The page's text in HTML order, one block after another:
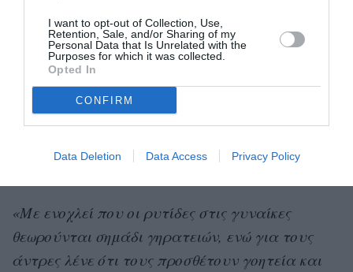
I want to opt-out of Collection, Use,
Retention, Sale, and/or Sharing of my
Personal Data that Is Unrelated with the
Purposes for which it was collected.
Opted In
CONFIRM
Data Deletion Data Access Privacy Policy
υποψηφιότητα στα Οσκαρ. Η δεύτερη ήρθε 9
χρόνια αργότερα, το 2013, για την ερμηνεία της
στην ταινία «The Impossible». Και φυσικά, ήταν
πάνω από 40. Αλλά, ως συνήθως -και για να
πούμε κι άλλο κλισέ-, γελάει πάντα καλύτερα ο
τελευταίος και στην περίπτωσή μας γελάει η
«Με ενοχλεί που οι ρυτίδες στις γυναίκες
θεωρούνται σημάδι γηρατειών, ενώ για τους
άντρες λένε ότι τους προσθέτουν γοητεία και